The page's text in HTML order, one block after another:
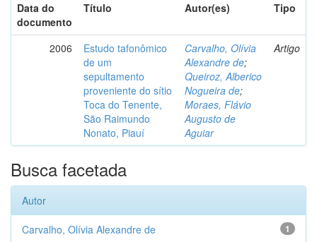
Data do
documento
Título Autor(es) Tipo
2006
Estudo tafonômico
de um
sepultamento
proveniente do sítio
Toca do Tenente,
São Raimundo
Nonato, Piauí
Carvalho, Olívia
Alexandre de;
Queiroz, Alberico
Nogueira de;
Moraes, Flávio
Augusto de
Aguiar
Artigo
Busca facetada
Autor
1
Carvalho, Olívia Alexandre de